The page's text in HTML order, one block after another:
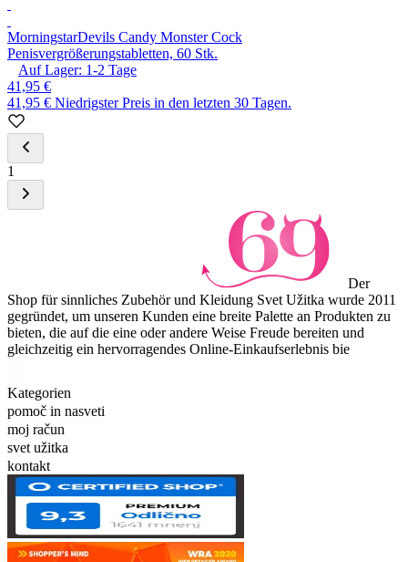
MorningstarDevils Candy Monster Cock
Penisvergrößerungstabletten, 60 Stk.
Auf Lager: 1-2 Tage
41,95 €
41,95 € Niedrigster Preis in den letzten 30 Tagen.
1
Der
Shop für sinnliches Zubehör und Kleidung Svet Užitka wurde 2011
gegründet, um unseren Kunden eine breite Palette an Produkten zu
bieten, die auf die eine oder andere Weise Freude bereiten und
gleichzeitig ein hervorragendes Online-Einkaufserlebnis bie
Kategorien
pomoč in nasveti
moj račun
svet užitka
kontakt